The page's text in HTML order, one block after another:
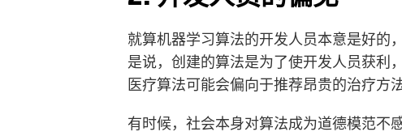
就算机器学习算法的开发人员本意是好的
是说，创建的算法是为了使开发人员获利
医疗算法可能会偏向于推荐昂贵的治疗方
有时候，社会本身对算法成为道德模范不